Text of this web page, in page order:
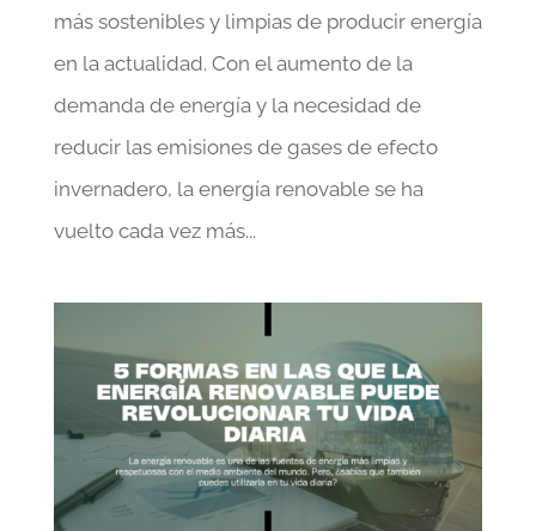
más sostenibles y limpias de producir energía
en la actualidad. Con el aumento de la
demanda de energía y la necesidad de
reducir las emisiones de gases de efecto
invernadero, la energía renovable se ha
vuelto cada vez más...